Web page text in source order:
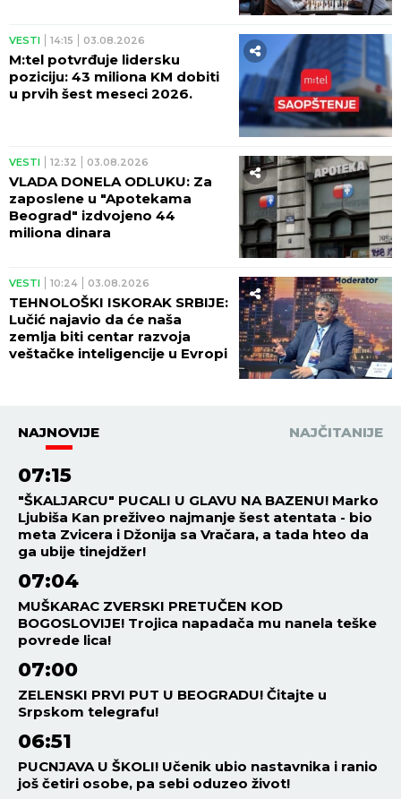
VESTI 14:15 03.08.2026
M:tel potvrđuje lidersku
poziciju: 43 miliona KM dobiti
u prvih šest meseci 2026.
VESTI 12:32 03.08.2026
VLADA DONELA ODLUKU: Za
zaposlene u "Apotekama
Beograd" izdvojeno 44
miliona dinara
VESTI 10:24 03.08.2026
TEHNOLOŠKI ISKORAK SRBIJE:
Lučić najavio da će naša
zemlja biti centar razvoja
veštačke inteligencije u Evropi
NAJNOVIJE NAJČITANIJE
07:15
"ŠKALJARCU" PUCALI U GLAVU NA BAZENU! Marko
Ljubiša Kan preživeo najmanje šest atentata - bio
meta Zvicera i Džonija sa Vračara, a tada hteo da
ga ubije tinejdžer!
07:04
MUŠKARAC ZVERSKI PRETUČEN KOD
BOGOSLOVIJE! Trojica napadača mu nanela teške
povrede lica!
07:00
ZELENSKI PRVI PUT U BEOGRADU! Čitajte u
Srpskom telegrafu!
06:51
PUCNJAVA U ŠKOLI! Učenik ubio nastavnika i ranio
još četiri osobe, pa sebi oduzeo život!